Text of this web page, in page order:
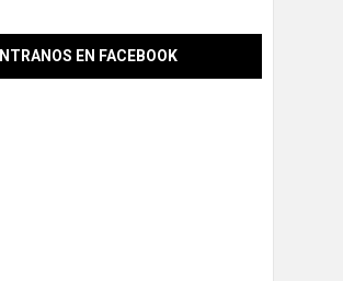
EN FACEBOOK